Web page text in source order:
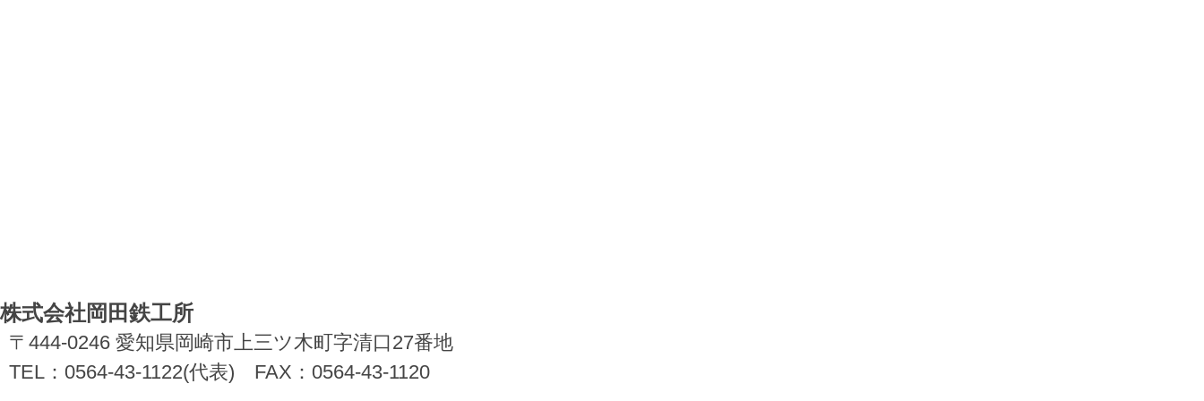
株式会社岡田鉄工所
〒444-0246 愛知県岡崎市上三ツ木町字清口27番地
TEL：0564-43-1122(代表) FAX：0564-43-1120